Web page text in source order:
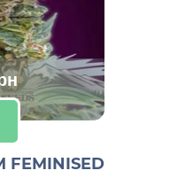
FEMINISED